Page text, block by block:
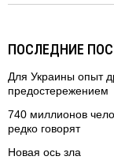
ПОСЛЕДНИЕ
Для Украины опыт
предостережением
740 миллионов
редко говорят
Новая ось зла